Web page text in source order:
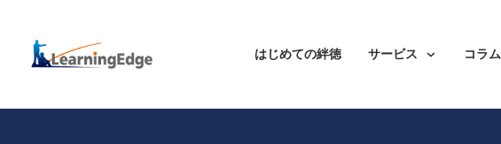
はじめての絆徳 サービス コラム